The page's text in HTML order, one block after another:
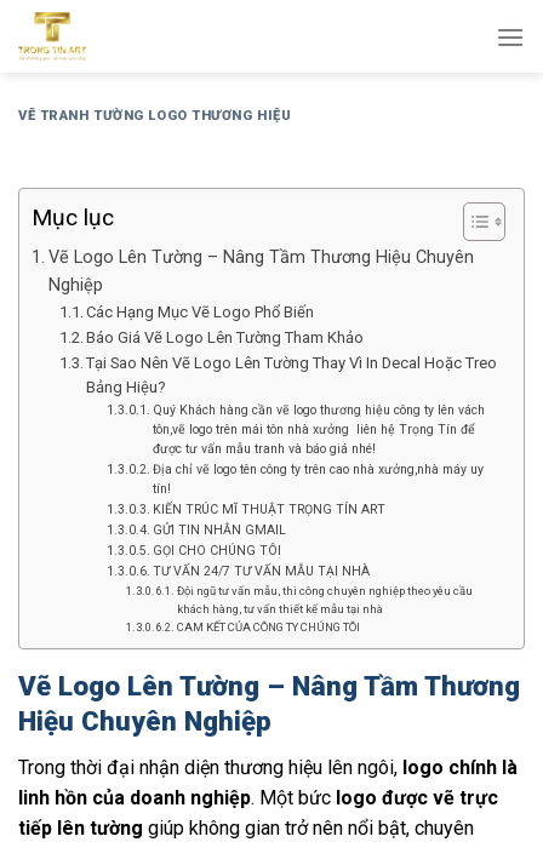
qua
dungVẼ TRANH TƯỜNG LOGO THƯƠNG HIỆU
Mục lục
Vẽ Logo Lên Tường – Nâng Tầm Thương Hiệu Chuyên
Nghiệp
Các Hạng Mục Vẽ Logo Phổ Biến
Báo Giá Vẽ Logo Lên Tường Tham Khảo
Tại Sao Nên Vẽ Logo Lên Tường Thay Vì In Decal Hoặc Treo
Bảng Hiệu?
Quý Khách hàng cần vẽ logo thương hiệu công ty lên vách
tôn,vẽ logo trên mái tôn nhà xưởng liên hệ Trọng Tín để
được tư vấn mẫu tranh và báo giá nhé!
Địa chỉ vẽ logo tên công ty trên cao nhà xưởng,nhà máy uy
tín!
KIẾN TRÚC MĨ THUẬT TRỌNG TÍN ART
GỬI TIN NHẮN GMAIL
GỌI CHO CHÚNG TÔI
TƯ VẤN 24/7 TƯ VẤN MẪU TẠI NHÀ
Đội ngũ tư vấn mẫu, thi công chuyên nghiệp theo yêu cầu
khách hàng, tư vấn thiết kế mẫu tại nhà
CAM KẾT CỦA CÔNG TY CHÚNG TÔI
Vẽ Logo Lên Tường – Nâng Tầm Thương
Hiệu Chuyên Nghiệp
Trong thời đại nhận diện thương hiệu lên ngôi, logo chính là
linh hồn của doanh nghiệp. Một bức logo được vẽ trực
tiếp lên tường giúp không gian trở nên nổi bật, chuyên